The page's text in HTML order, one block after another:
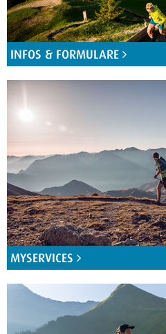
INFOS & FORMULARE
MYSERVICES